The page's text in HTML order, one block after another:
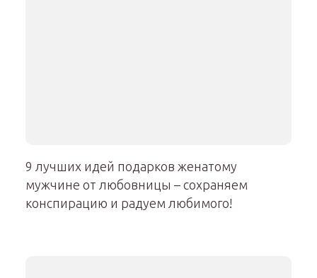
9 лучших идей подарков женатому
мужчине от любовницы – сохраняем
конспирацию и радуем любимого!